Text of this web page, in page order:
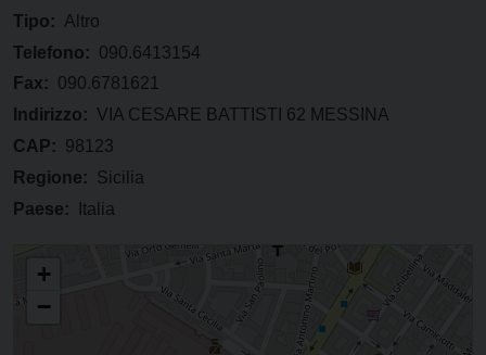
Tipo: Altro
Telefono: 090.6413154
Fax: 090.6781621
Indirizzo: VIA CESARE BATTISTI 62 MESSINA
CAP: 98123
Regione: Sicilia
Paese:
Italia
ASSOCIAZIONE DELLE COMUNITA' DEL LAVORO ANCOL
+
−